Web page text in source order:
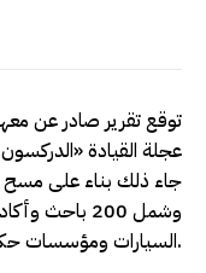
توقع تقرير صادر عن
جاء ذلك بناء على مسح
وشمل 200
السيارات ومؤسسات حكومية والعاملين في مجال السيارات.